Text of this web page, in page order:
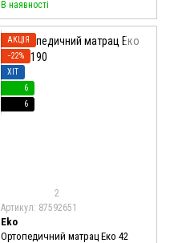
В наявності
АКЦІЯ
−22%
ХІТ
6
6
2
Артикул: 87592651
Eko
Ортопедичний матрац Еко 42